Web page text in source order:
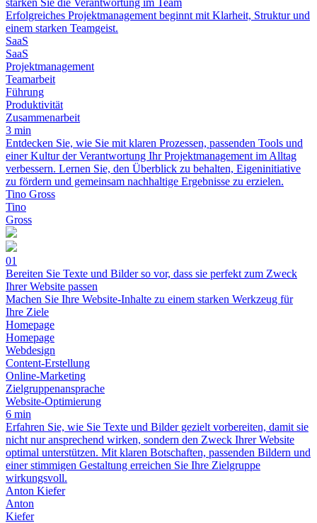
stärken Sie die Verantwortung im Team
Erfolgreiches Projektmanagement beginnt mit Klarheit, Struktur und
einem starken Teamgeist.
SaaS
SaaS
Projektmanagement
Teamarbeit
Führung
Produktivität
Zusammenarbeit
3 min
Entdecken Sie, wie Sie mit klaren Prozessen, passenden Tools und
einer Kultur der Verantwortung Ihr Projektmanagement im Alltag
verbessern. Lernen Sie, den Überblick zu behalten, Eigeninitiative
zu fördern und gemeinsam nachhaltige Ergebnisse zu erzielen.
Tino Gross
Tino
Gross
01
Bereiten Sie Texte und Bilder so vor, dass sie perfekt zum Zweck
Ihrer Website passen
Machen Sie Ihre Website-Inhalte zu einem starken Werkzeug für
Ihre Ziele
Homepage
Homepage
Webdesign
Content-Erstellung
Online-Marketing
Zielgruppenansprache
Website-Optimierung
6 min
Erfahren Sie, wie Sie Texte und Bilder gezielt vorbereiten, damit sie
nicht nur ansprechend wirken, sondern den Zweck Ihrer Website
optimal unterstützen. Mit klaren Botschaften, passenden Bildern und
einer stimmigen Gestaltung erreichen Sie Ihre Zielgruppe
wirkungsvoll.
Anton Kiefer
Anton
Kiefer